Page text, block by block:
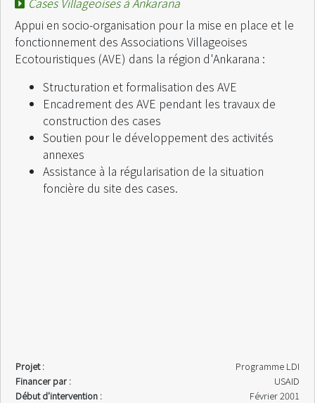
Appui en socio-organisation pour la mise en place et le
fonctionnement des Associations Villageoises
Ecotouristiques (AVE) dans la région d'Ankarana :
Structuration et formalisation des AVE
Encadrement des AVE pendant les travaux de
construction des cases
Soutien pour le développement des activités
annexes
Assistance à la régularisation de la situation
foncière du site des cases.
Projet :
Programme LDI
Financer par :
USAID
Début d'intervention :
Février 2001